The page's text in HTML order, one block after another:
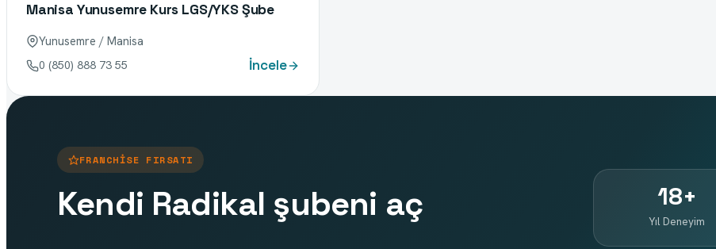
Manisa Yunusemre Kurs LGS/YKS Şube
Yunusemre / Manisa
0 (850) 888 73 55 İncele
FRANCHISE FIRSATI
Kendi Radikal şubeni aç 18+
Yıl Deneyim